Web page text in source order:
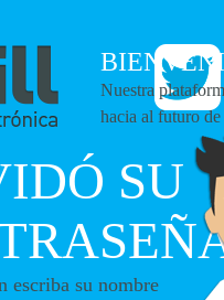
Nuestra
hacia al futuro
SU
escriba su nombre